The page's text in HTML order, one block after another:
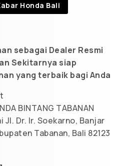
Honda Bali
sebagai Dealer Resmi
Sekitarnya siap
yang terbaik bagi Anda
BINTANG TABANAN
Jl. Dr. Ir. Soekarno, Banjar
Tabanan, Bali 82123